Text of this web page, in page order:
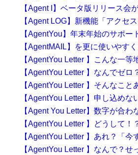
【Agent I】ベータ版リリース会
【Agent LOG】新機能「アクセ
【AgentYou】年末年始のサポー
【AgentMAIL】を更に使いやす
【AgentYou Letter 】こんな一
【AgentYou Letter 】なんでゼ
【AgentYou Letter 】そんなこ
【AgentYou Letter 】申し込め
【Agent You Letter】数字が合
【AgentYou Letter 】どうして
【AgentYou Letter 】あれ？「
【AgentYou Letter 】なんで？